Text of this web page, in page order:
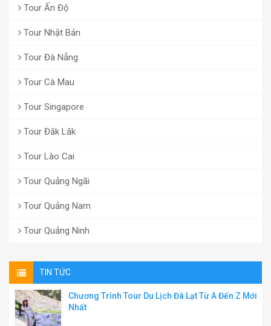
Tour Ấn Độ
Tour Nhật Bản
Tour Đà Nẵng
Tour Cà Mau
Tour Singapore
Tour Đăk Lăk
Tour Lào Cai
Tour Quảng Ngãi
Tour Quảng Nam
Tour Quảng Ninh
TIN TỨC
Chương Trình Tour Du Lịch Đà Lạt Từ A Đến Z Mới
Nhất